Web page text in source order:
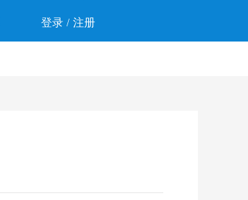
登录 / 注册